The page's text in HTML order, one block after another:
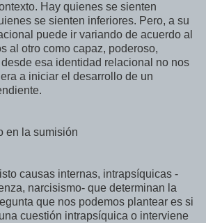
Hay quienes se sienten
se sienten inferiores. Pero, a su
puede ir variando de acuerdo al
al otro como capaz, poderoso,
esa identidad relacional no nos
a iniciar el desarrollo de un
en la sumisión
causas internas, intrapsíquicas -
narcisismo- que determinan la
que nos podemos plantear es si
cuestión intrapsíquica o interviene